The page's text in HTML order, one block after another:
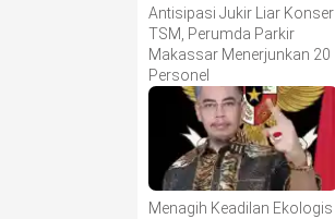
Antisipasi Jukir Liar Konser
TSM, Perumda Parkir
Makassar Menerjunkan 20
Personel
Menagih Keadilan Ekologis